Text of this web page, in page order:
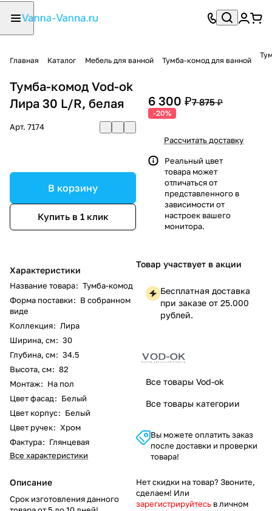
Главная Каталог Мебель для ванной Тумба-комод для ванной
Тумба-комод Vod-ok
Лира 30 L/R, белая
Арт. 7174
В корзину
Купить в 1 клик
Характеристики
Название товара: Тумба-комод
Форма поставки: В собранном
виде
Коллекция: Лира
Ширина, см: 30
Глубина, см: 34.5
Высота, см: 82
Монтаж: На пол
Цвет фасад: Белый
Цвет корпус: Белый
Цвет ручек: Хром
Фактура: Глянцевая
Все характеристики
Описание
Срок изготовления данного
6 300 ₽7 875 ₽
-20%
Рассчитать доставку
Реальный цвет
товара может
отличаться от
представленного в
зависимости от
настроек вашего
монитора.
Товар участвует в акции
Бесплатная доставка
при заказе от 25.000
рублей.
Все товары Vod-ok
Все товары категории
Вы можете оплатить заказ
после доставки и проверки
товара!
Нет скидки на товар? Звоните,
сделаем! Или
зарегистрируйтесь в личном